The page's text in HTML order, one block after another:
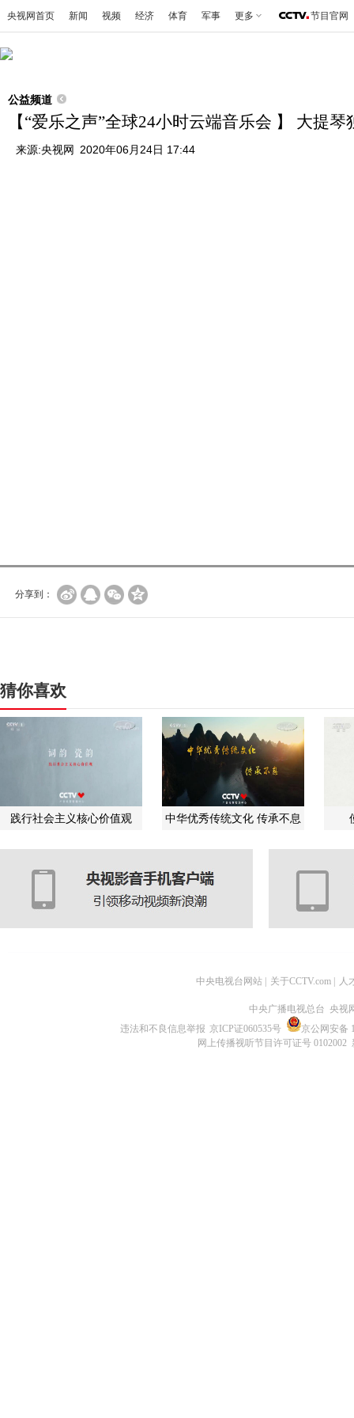
央视网首页 新闻 视频 经济 体育 军事 更多 节目官网
公益频道
【“爱乐之声”全球24小时云端音乐会 】 大提
来源:央视网 2020年06月24日 17:44
分享到：
猜你喜欢
践行社会主义核心价值观 中华优秀传统文化 传承不息
中央电视台网站 关于CCTV.com 人
中央广播电视总台 央视
违法和不良信息举报 京ICP证060535号
京公网安备
网上传播视听节目许可证号 0102002